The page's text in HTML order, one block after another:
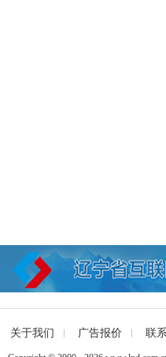
关于我们 广告报价 联